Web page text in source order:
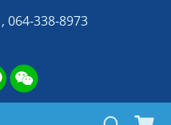
064-338-8973